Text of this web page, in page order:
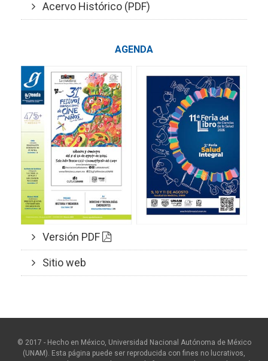
Acervo Histórico (PDF)
AGENDA
Versión PDF
Sitio web
© 2017 - Hecho en México, Universidad Nacional Autónoma de México
(UNAM). Esta página puede ser reproducida con fines no lucrativos,